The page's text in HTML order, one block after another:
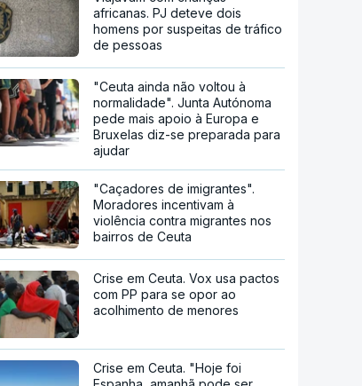
africanas. PJ deteve dois
homens por suspeitas de tráfico
de pessoas
"Ceuta ainda não voltou à
normalidade". Junta Autónoma
pede mais apoio à Europa e
Bruxelas diz-se preparada para
ajudar
"Caçadores de imigrantes".
Moradores incentivam à
violência contra migrantes nos
bairros de Ceuta
Crise em Ceuta. Vox usa pactos
com PP para se opor ao
acolhimento de menores
Crise em Ceuta. "Hoje foi